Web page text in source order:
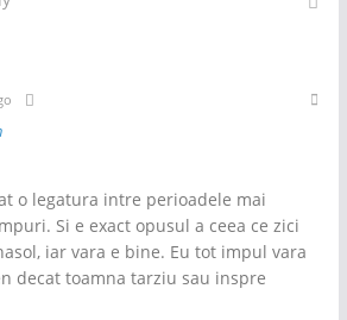
o legatura intre perioadele mai
Si e exact opusul a ceea ce zici
iar vara e bine. Eu tot impul vara
decat toamna tarziu sau inspre